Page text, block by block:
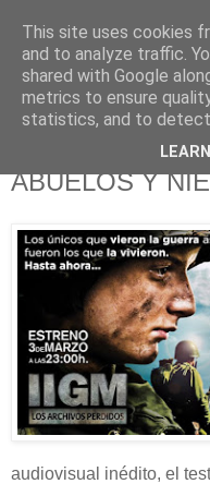
625
LA TELEVISIÓN
ABUELOS Y
audiovisual inédito, el
This site uses cookies
and to analyze traffic.
shared with Google
metrics to ensure
statistics, and to detect